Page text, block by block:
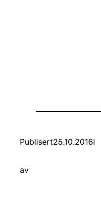
Publisert25.10.2016i
av